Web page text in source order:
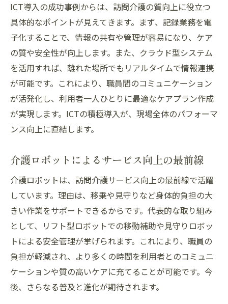
ICT導入の成功事例からは、訪問介護の質向上に役立つ
具体的なポイントが見えてきます。まず、記録業務を電
子化することで、情報の共有や管理が容易になり、ケア
の質や安全性が向上します。また、クラウド型システム
を活用すれば、離れた場所でもリアルタイムで情報連携
が可能です。これにより、職員間のコミュニケーション
が活発化し、利用者一人ひとりに最適なケアプラン作成
が実現します。ICTの積極導入が、現場全体のパフォーマ
ンス向上に直結します。
介護ロボットによるサービス向上の最前線
介護ロボットは、訪問介護サービス向上の最前線で活躍
しています。理由は、移乗や見守りなど身体的負担の大
きい作業をサポートできるからです。代表的な取り組み
として、リフト型ロボットでの移動補助や見守りロボッ
トによる安全管理が挙げられます。これにより、職員の
負担が軽減され、より多くの時間を利用者とのコミュニ
ケーションや質の高いケアに充てることが可能です。今
後、さらなる普及と進化が期待されます。